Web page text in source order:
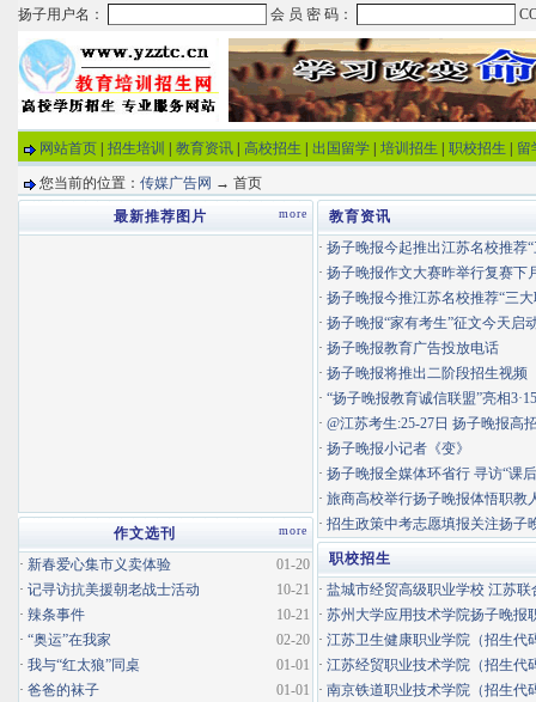
网站首页 招生培训 教育资讯 高校招生 出国留学 培训招生 职校招生 留
您当前的位置： 传媒广告网 → 首页
教育资讯
· 扬子晚报今起推出江苏名校推荐“
· 扬子晚报作文大赛昨举行复赛下
· 扬子晚报今推江苏名校推荐“三大
· 扬子晚报“家有考生”征文今天启
· 扬子晚报教育广告投放电话
· 扬子晚报将推出二阶段招生视频
· “扬子晚报教育诚信联盟”亮相3·15
· @江苏考生:25-27日 扬子晚报高
· 扬子晚报小记者《变》
· 扬子晚报全媒体环省行 寻访“课
· 旅商高校举行扬子晚报体悟职教
· 招生政策中考志愿填报关注扬子
职校招生
· 盐城市经贸高级职业学校 江苏联
· 苏州大学应用技术学院扬子晚报
· 江苏卫生健康职业学院（招生代
· 江苏经贸职业技术学院（招生代
· 南京铁道职业技术学院（招生代
more
最新推荐图片
more
作文选刊
01-20
· 新春爱心集市义卖体验
10-21
· 记寻访抗美援朝老战士活动
10-21
· 辣条事件
02-20
· “奥运”在我家
01-01
· 我与“红太狼”同桌
01-01
· 爸爸的袜子